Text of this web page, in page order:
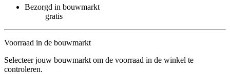
Bezorgd in bouwmarkt
gratis
Voorraad in de bouwmarkt
Selecteer jouw bouwmarkt om de voorraad in de winkel te
controleren.